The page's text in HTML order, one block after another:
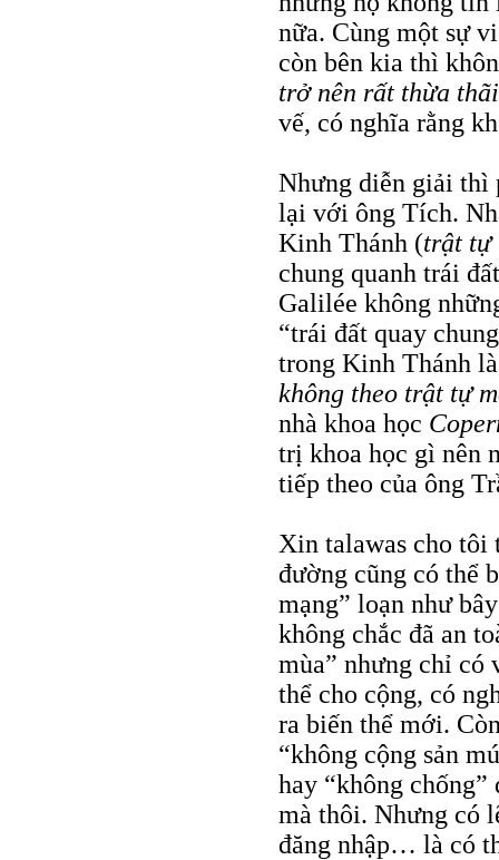
nữa. Cùng một sự
còn bên kia thì
trở nên rất thừa thãi
vế, có nghĩa rằng
Nhưng diễn giải thì
lại với ông Tích.
Kinh Thánh (trật tự
chung quanh trái
Galilée không
“trái đất quay
trong Kinh Thánh
không theo trật tự
nhà khoa học
trị khoa học gì nên
tiếp theo của ông
Xin talawas cho
đường cũng có thể
mạng” loạn như
không chắc đã an
mùa” nhưng chỉ có
thể cho cộng, có
ra biến thể mới.
“không cộng sản
hay “không
mà thôi. Nhưng có
đăng nhập… là có